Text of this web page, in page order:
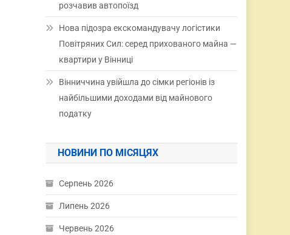
розчавив автопоїзд
Нова підозра екскомандувачу логістики
Повітряних Сил: серед прихованого майна —
квартири у Вінниці
Вінниччина увійшла до сімки регіонів із
найбільшими доходами від майнового
податку
НОВИНИ ПО МІСЯЦЯХ
Серпень 2026
Липень 2026
Червень 2026